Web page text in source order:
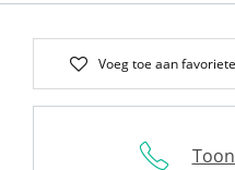
Voeg toe aan